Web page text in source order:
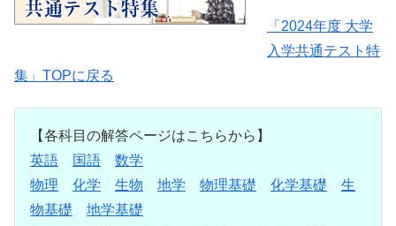
「2024年度 大学
入学共通テスト特
集」TOPに戻る
【各科目の解答ページはこちらから】
英語
国語
数学
物理
化学 生物 地学 物理基礎 化学基礎
生
物基礎
地学基礎